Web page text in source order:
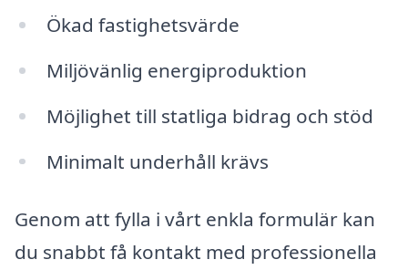
Ökad fastighetsvärde
Miljövänlig energiproduktion
Möjlighet till statliga bidrag och stöd
Minimalt underhåll krävs
Genom att fylla i vårt enkla formulär kan
du snabbt få kontakt med professionella